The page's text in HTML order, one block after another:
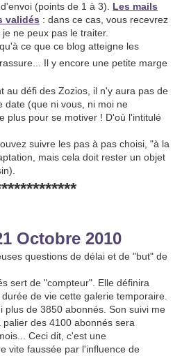
(points de 1 à 3). Les mails
validés : dans ce cas, vous recevrez
ne peux pas le traiter.
ce que ce blog atteigne les
Il y encore une petite marge
au défi des Zozios, il n'y aura pas de
date (que ni vous, ni moi ne
plus pour se motiver ! D'où l'intitulé
suivre les pas à pas choisi, "à la
mais cela doit rester un objet
Octobre 2010
questions de délai et de "but" de
sert de "compteur". Elle définira
de vie cette galerie temporaire.
plus de 3850 abonnés. Son suivi me
des 4100 abonnés sera
Ceci dit, c'est une
vite faussée par l'influence de